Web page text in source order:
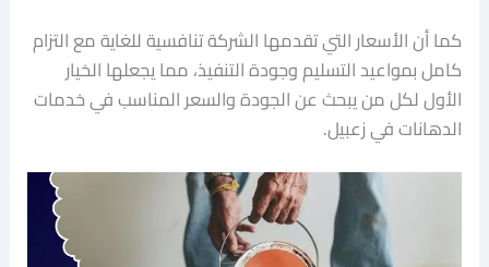
كما أن الأسعار التي تقدمها الشركة تنافسية للغاية مع التزام
كامل بمواعيد التسليم وجودة التنفيذ، مما يجعلها الخيار
الأول لكل من يبحث عن الجودة والسعر المناسب في خدمات
الدهانات في زعبيل.